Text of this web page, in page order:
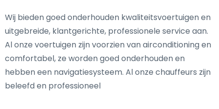
Wij bieden goed onderhouden kwaliteitsvoertuigen en
uitgebreide, klantgerichte, professionele service aan.
Al onze voertuigen zijn voorzien van airconditioning en
comfortabel, ze worden goed onderhouden en
hebben een navigatiesysteem. Al onze chauffeurs zijn
beleefd en professioneel